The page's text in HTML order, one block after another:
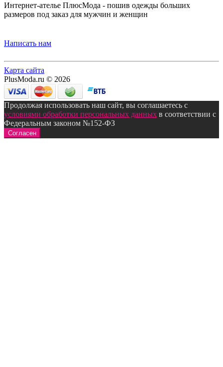
Интернет-ателье ПлюсМода - пошив одежды больших
размеров под заказ для мужчин и женщин
Написать нам
Карта сайта
PlusModa.ru © 2026
Продолжая использовать наш сайт, вы соглашаетесь с
условиями обработки персональных данных в соответствии с
Федеральным законом №152-ФЗ
Согласен